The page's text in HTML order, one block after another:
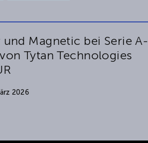
und Magnetic bei Serie A-
Tytan Technologies
2026